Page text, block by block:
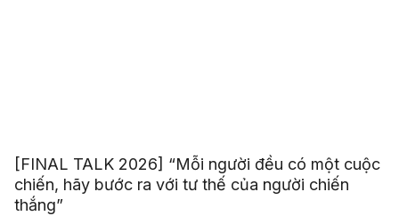
[FINAL TALK 2026] “Mỗi người đều có một cuộc
chiến, hãy bước ra với tư thế của người chiến
thắng”